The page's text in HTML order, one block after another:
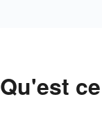
Qu'est